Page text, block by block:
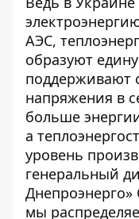
АЭС,
образуют
поддерживают
напряжения в
больше
а
уровень
генеральный
мы